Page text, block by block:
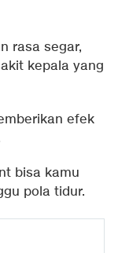
rasa segar,
kepala yang
efek
bisa kamu
pola tidur.